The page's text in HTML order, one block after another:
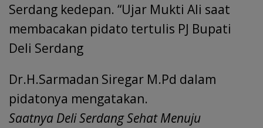
Serdang kedepan. “Ujar Mukti Ali saat
membacakan pidato tertulis PJ Bupati
Deli Serdang
Dr.H.Sarmadan Siregar M.Pd dalam
pidatonya mengatakan.
Saatnya Deli Serdang Sehat Menuju